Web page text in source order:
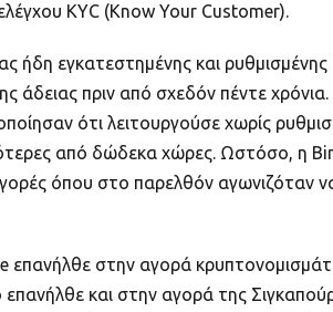
ΚΥC (Know Your Customer).
ήδη εγκατεστημένης και
άδειας πριν από σχεδόν πέντε
ότι λειτουργούσε χωρίς
από δώδεκα χώρες. Ωστόσο, η
όπου στο παρελθόν αγωνιζόταν
επανήλθε στην αγορά
και στην αγορά της